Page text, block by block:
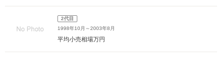
2代目
1998年10月～2003年8月
平均小売相場万円